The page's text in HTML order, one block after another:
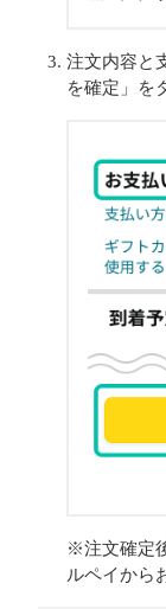
注文内容と
を確定」を
※注文確定
ルペイから